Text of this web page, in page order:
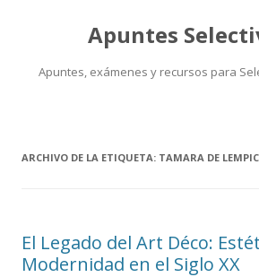
Apuntes
Apuntes, exámenes y recursos para
ARCHIVO DE LA ETIQUETA: TAMARA DE
El Legado del Art Déco:
Modernidad en el Siglo XX